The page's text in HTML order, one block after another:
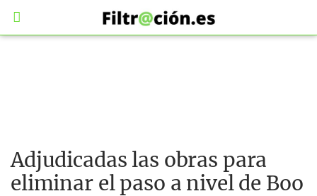
Adjudicadas las obras para
eliminar el paso a nivel de Boo